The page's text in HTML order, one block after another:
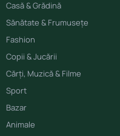
Casă & Grădină
Sănătate & Frumusețe
Fashion
Copii & Jucării
Cărți, Muzică & Filme
Sport
Bazar
Animale